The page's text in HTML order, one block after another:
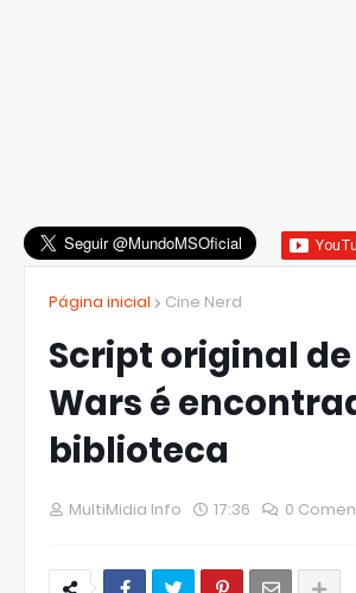
Página inicial Cine Nerd
Script original
Wars é
biblioteca
MultiMidia Info 17:36 0